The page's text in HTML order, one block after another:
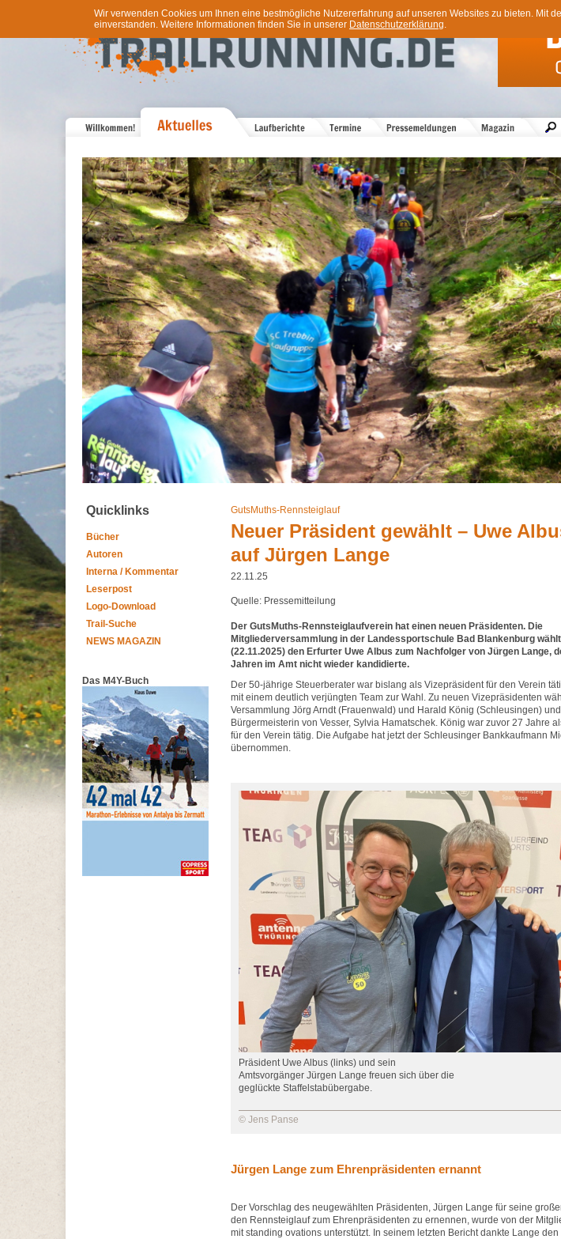
Wir verwenden Cookies um Ihnen eine bestmögliche Nutzererfahrung auf unseren Websites zu bieten. Mit
einverstanden. Weitere Informationen finden Sie in unserer Datenschutzerklärung.
Quicklinks
Bücher
Autoren
Interna / Kommentar
Leserpost
Logo-Download
Trail-Suche
NEWS MAGAZIN
Das M4Y-Buch
GutsMuths-Rennsteiglauf
Neuer Präsident gewählt – Uwe
auf Jürgen Lange
22.11.25
Quelle: Pressemitteilung
Der GutsMuths-Rennsteiglaufverein hat einen neuen Präsidenten. Die
Mitgliederversammlung in der Landessportschule Bad Blankenburg
(22.11.2025) den Erfurter Uwe Albus zum Nachfolger von Jürgen Lange,
Jahren im Amt nicht wieder kandidierte.
Der 50-jährige Steuerberater war bislang als Vizepräsident für den Verein
mit einem deutlich verjüngten Team zur Wahl. Zu neuen Vizepräsidenten
Versammlung Jörg Arndt (Frauenwald) und Harald König (Schleusingen)
Bürgermeisterin von Vesser, Sylvia Hamatschek. König war zuvor 27 Jahre
für den Verein tätig. Die Aufgabe hat jetzt der Schleusinger Bankkaufmann
übernommen.
Präsident Uwe Albus (links) und sein
Amtsvorgänger Jürgen Lange freuen sich über die
geglückte Staffelstabübergabe.
© Jens Panse
Jürgen Lange zum Ehrenpräsidenten ernannt
Der Vorschlag des neugewählten Präsidenten, Jürgen Lange für seine
den Rennsteiglauf zum Ehrenpräsidenten zu ernennen, wurde von der
mit standing ovations unterstützt. In seinem letzten Bericht dankte Lange